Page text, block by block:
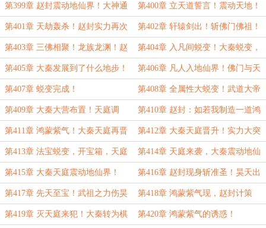
镯！ 族！
第399章 赵封震动地仙界！大神通
者关注！
第400章 立天道誓言！震动天地！
第401章 天劫轰杀！赵封实力再次
暴涨！
第402章 轩辕剑出！斩佛门佛祖！
第403章 三佛相聚！龙族龙渊！赵
封再归凡间！
第404章 入凡间蜕变！大秦蜕变，
学宫大比！
第405章 大秦发展到了什么地步！ 第406章 凡人入地仙界！佛门与天
庭的合谋！
第407章 蜕变完成！ 第408章 全属性大蜕变！武道大帝
境！
第409章 大秦大营布置！天庭调
动！大战将起！
第410章 赵封：如若我制造一道鸿
蒙紫气？
第411章 鸿蒙紫气！大秦天庭再晋
升！
第412章 大秦天庭晋升！实力大突
破！
第413章 法宝蜕变，开宝箱，天庭
来袭！
第414章 天庭来袭，大秦震动地仙
界！
第415章 大秦天庭震动地仙界！ 第416章 赵封现身斩准圣！昊天出
手！地仙界关注！
第417章 先天至宝！武祖之力伤昊
天！
第418章 鸿蒙紫气现，赵封计策
成！
第419章 灭天庭来犯！大秦转为棋 第420章 鸿蒙紫气的诱惑！